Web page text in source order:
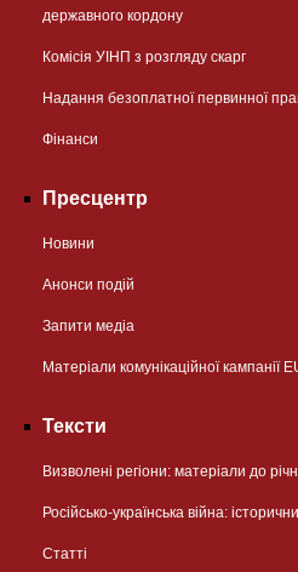
державного кордону
Комісія УІНП з розгляду скарг
Надання безоплатної первинної
Фінанси
Пресцентр
Новини
Анонси подій
Запити медіа
Матеріали комунікаційної кампанії
Тексти
Визволені регіони: матеріали до
Російсько-українська війна:
Статті